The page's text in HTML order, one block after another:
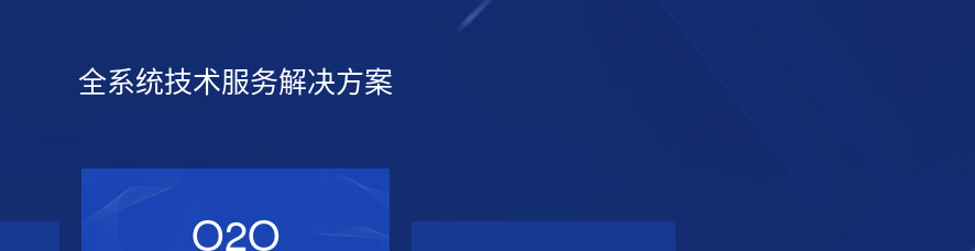
全系统技术服务解决方案
O2O